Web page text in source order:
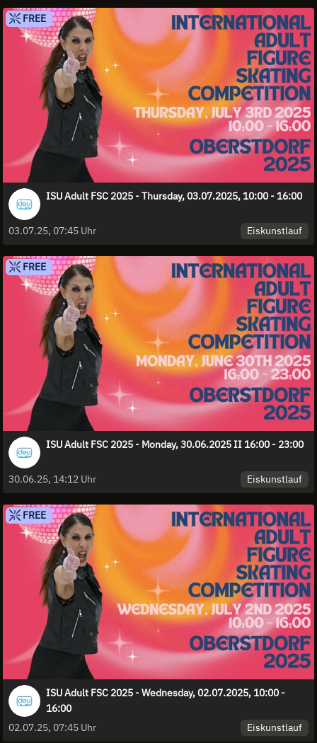
FREE
ISU Adult FSC 2025 - Thursday, 03.07.2025, 10:00 - 16:00
03.07.25, 07:45 Uhr Eiskunstlauf
FREE
ISU Adult FSC 2025 - Monday, 30.06.2025 II 16:00 - 23:00
30.06.25, 14:12 Uhr Eiskunstlauf
FREE
ISU Adult FSC 2025 - Wednesday, 02.07.2025, 10:00 -
16:00
02.07.25, 07:45 Uhr
Eiskunstlauf